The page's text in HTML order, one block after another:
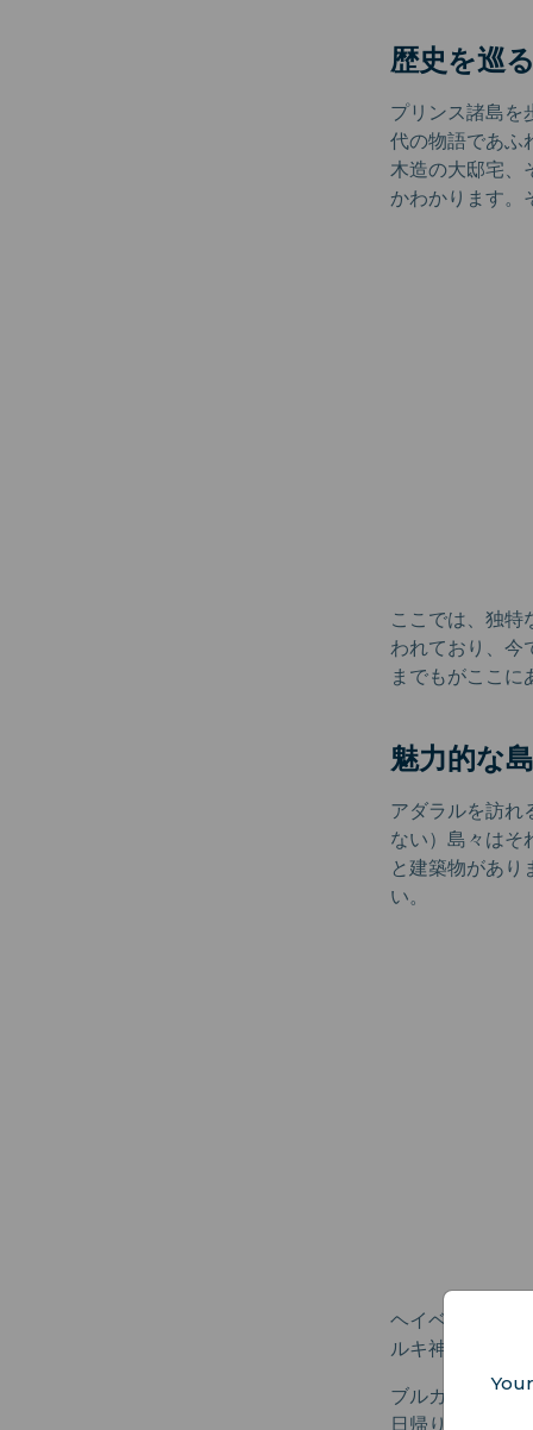
歴史を巡
プリンス諸島を
代の物語であふ
木造の大邸宅、
かわかります。
ここでは、独特
われており、今
までもがここに
魅力的な
アダラルを訪れ
ない）島々はそ
と建築物があり
い。
ヘイベリアダに
ルキ神学校があ
ブルガズアダと
日帰り旅行に